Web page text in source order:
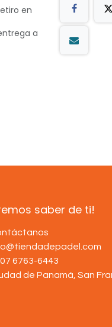
en
a
saber de ti!
6763-6443
de Panamá, San